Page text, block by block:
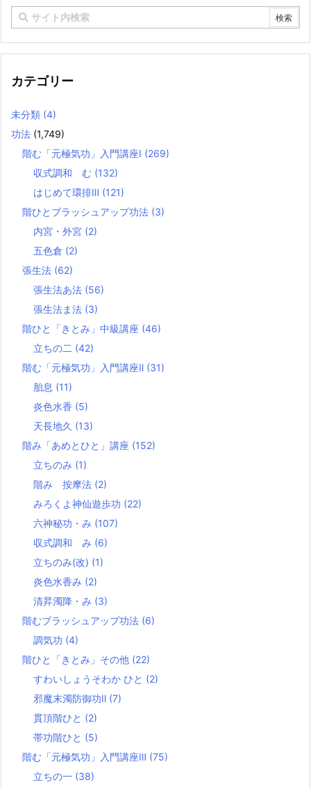
カテゴリー
未分類 (4)
功法 (1,749)
階む「元極気功」入門講座Ⅰ (269)
収式調和 む (132)
はじめて環排Ⅲ (121)
階ひとブラッシュアップ功法 (3)
内宮・外宮 (2)
五色倉 (2)
張生法 (62)
張生法あ法 (56)
張生法ま法 (3)
階ひと「きとみ」中級講座 (46)
立ちの二 (42)
階む「元極気功」入門講座Ⅱ (31)
胎息 (11)
炎色水香 (5)
天長地久 (13)
階み「あめとひと」講座 (152)
立ちのみ (1)
階み 按摩法 (2)
みろくよ神仙遊歩功 (22)
六神秘功・み (107)
収式調和 み (6)
立ちのみ(改) (1)
炎色水香み (2)
清昇濁降・み (3)
階むブラッシュアップ功法 (6)
調気功 (4)
階ひと「きとみ」その他 (22)
すわいしょうそわか ひと (2)
邪魔末濁防御功Ⅱ (7)
貫頂階ひと (2)
帯功階ひと (5)
階む「元極気功」入門講座Ⅲ (75)
立ちの一 (38)